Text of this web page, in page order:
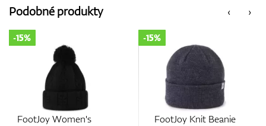
‹
Podobné produkty ›
FootJoy Knit Beanie
FootJoy Women's